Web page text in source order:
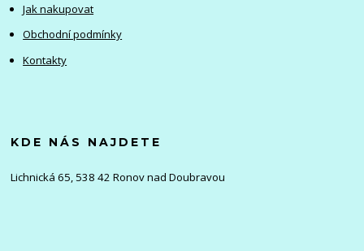
Jak nakupovat
Obchodní podmínky
Kontakty
KDE NÁS NAJDETE
Lichnická 65, 538 42 Ronov nad Doubravou